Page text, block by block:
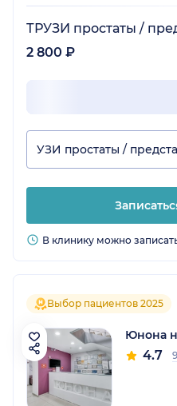
ТРУЗИ простаты /
2 800 ₽
УЗИ простаты /
В клинику можно
Выбор пациентов 2025
Юнона
4.7